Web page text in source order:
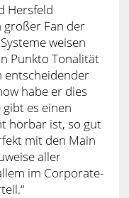
Hersfeld
großer Fan der
weisen
Punkto Tonalität
entscheidender
habe er dies
gibt es einen
hörbar ist, so gut
mit den Main
aller
im Corporate-